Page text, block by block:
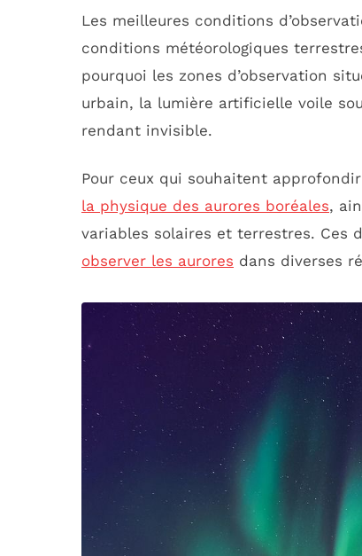
Les meilleures conditions
conditions météorologiques
pourquoi les zones d’observation
urbain, la lumière artificielle voile
rendant invisible.
Pour ceux qui souhaitent
la physique des aurores boréales,
variables solaires et terrestres. Ces
observer les aurores dans diverses